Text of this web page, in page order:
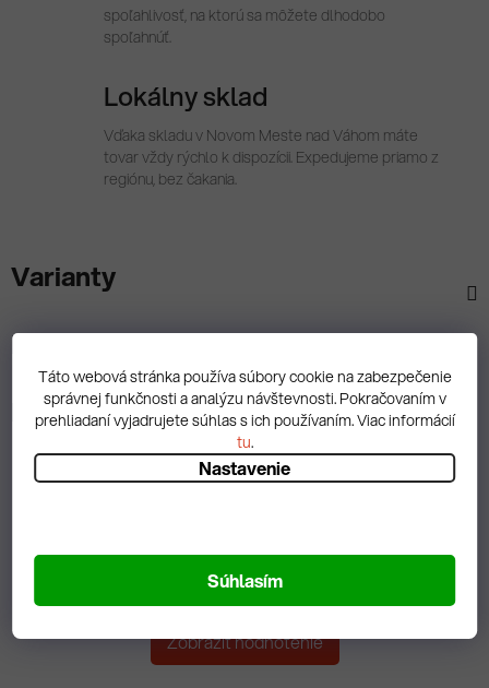
Táto webová stránka používa súbory cookie na zabezpečenie
správnej funkčnosti a analýzu návštevnosti. Pokračovaním v
prehliadaní vyjadrujete súhlas s ich používaním. Viac informácií
tu.
Nastavenie
Súhlasím
spoľahlivosť, na ktorú sa môžete dlhodobo
spoľahnúť.
Lokálny sklad
Vďaka skladu v Novom Meste nad Váhom máte
tovar vždy rýchlo k dispozícii. Expedujeme priamo z
regiónu, bez čakania.
Varianty
Popis
Diskusia
Spätná väzba
Zobrazit hodnotenie